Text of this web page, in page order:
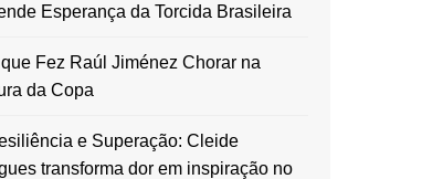
Esperança da Torcida Brasileira
Fez Raúl Jiménez Chorar na
da Copa
e Superação: Cleide
transforma dor em inspiração no